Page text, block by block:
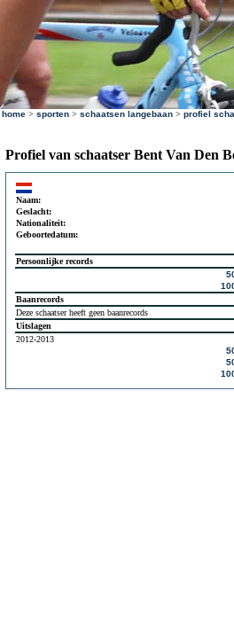
home > sporten > schaatsen langebaan > profiel
Profiel van schaatser Bent Van Den
Naam:
Geslacht:
Nationaliteit:
Geboortedatum:
Persoonlijke records
Baanrecords
Deze schaatser heeft geen baanrecords
Uitslagen
2012-2013